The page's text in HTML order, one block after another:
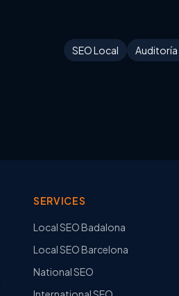
SEO Local Auditoría
SERVICES
Local SEO Badalona
Local SEO Barcelona
National SEO